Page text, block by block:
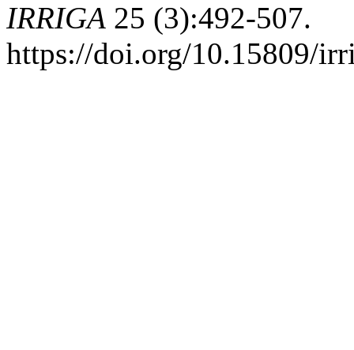
IRRIGA 25 (3):492-507.
https://doi.org/10.15809/